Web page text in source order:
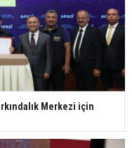
Dondurulmuş
keşif
Tuncer estetik operasyon
olduMerkezi için